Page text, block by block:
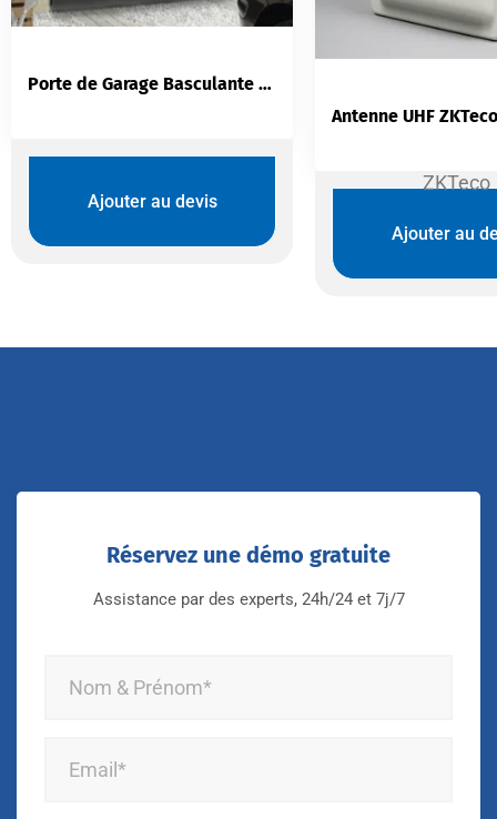
Porte de Garage Basculante Novoferm DL | Acier Galvanisé | Débordante
Ajouter au devis
ZKTeco
Ajouter au
Réservez une démo gratuite
Assistance par des experts, 24h/24 et 7j/7